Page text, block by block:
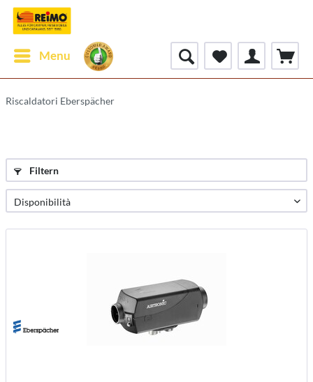
Menu
Riscaldatori Eberspächer
Filtern